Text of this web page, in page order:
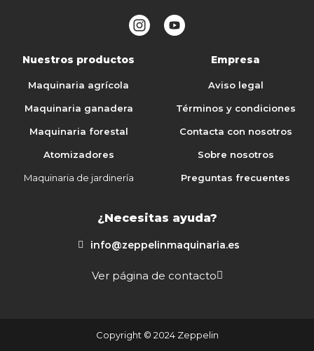
Nuestros productos
Maquinaria agrícola
Maquinaria ganadera
Maquinaria forestal
Atomizadores
Maquinaria de jardinería
Empresa
Aviso legal
Términos y condiciones
Contacta con nosotros
Sobre nosotros
Preguntas frecuentes
¿Necesitas ayuda?
info@zeppelinmaquinaria.es
Ver página de contacto
Copyright © 2024 Zeppelin